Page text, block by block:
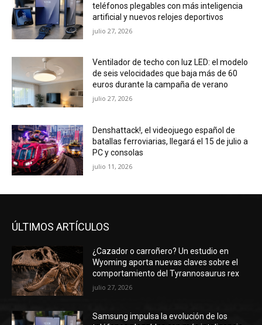
teléfonos plegables con más inteligencia
artificial y nuevos relojes deportivos
julio 27, 2026
Ventilador de techo con luz LED: el modelo
de seis velocidades que baja más de 60
euros durante la campaña de verano
julio 27, 2026
Denshattack!, el videojuego español de
batallas ferroviarias, llegará el 15 de julio a
PC y consolas
julio 11, 2026
ÚLTIMOS ARTÍCULOS
¿Cazador o carroñero? Un estudio en
Wyoming aporta nuevas claves sobre el
comportamiento del Tyrannosaurus rex
julio 27, 2026
Samsung impulsa la evolución de los